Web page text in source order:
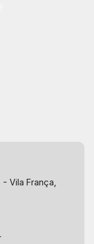
Vila França,